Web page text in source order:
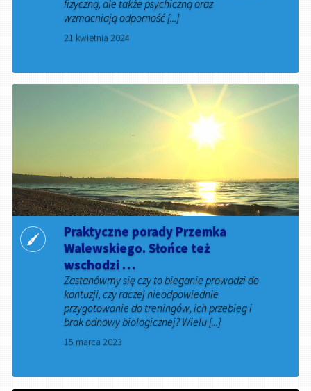
fizyczną, ale także psychiczną oraz
wzmacniają odporność [...]
21 kwietnia 2024
Praktyczne porady Przemka
Walewskiego. Słońce też
wschodzi …
Zastanówmy się czy to bieganie prowadzi do
kontuzji, czy raczej nieodpowiednie
przygotowanie do treningów, ich przebieg i
brak odnowy biologicznej? Wielu [...]
15 marca 2023